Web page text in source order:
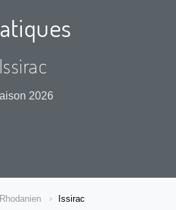
Issirac
2026
Issirac